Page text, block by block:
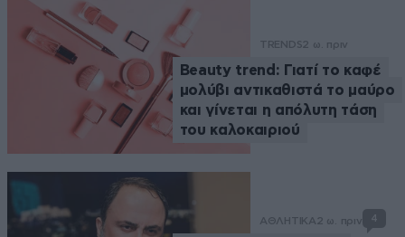
TRENDS2 ω. πριν
Beauty trend: Γιατί το καφέ
μολύβι αντικαθιστά το μαύρο
και γίνεται η απόλυτη τάση
του καλοκαιριού
ΑΘΛΗΤΙΚΑ 2 ω. πριν 4